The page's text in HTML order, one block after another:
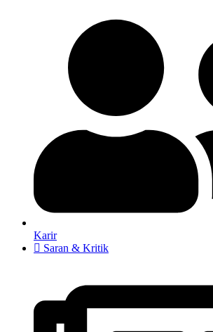
Karir
Saran & Kritik